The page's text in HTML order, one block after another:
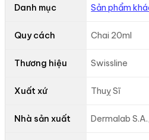
Danh mục Sản phẩm
Quy cách Chai 20ml
Thương hiệu Swissline
Xuất xứ Thuỵ Sĩ
Nhà sản xuất Dermalab